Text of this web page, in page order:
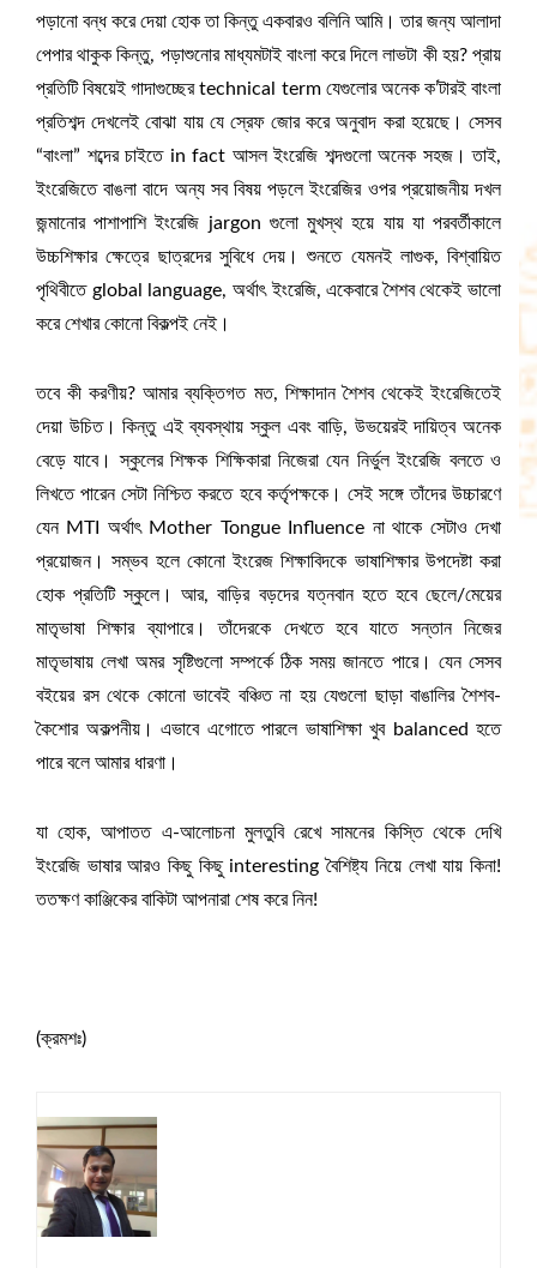
পড়ানো বন্ধ করে দেয়া হোক তা কিন্তু একবারও বলিনি আমি। তার জন্য আলাদা
পেপার থাকুক কিন্তু, পড়াশুনোর মাধ্যমটাই বাংলা করে দিলে লাভটা কী হয়? প্রায়
প্রতিটি বিষয়েই গাদাগুচ্ছের technical term যেগুলোর অনেক ক’টারই বাংলা
প্রতিশব্দ দেখলেই বোঝা যায় যে স্রেফ জোর করে অনুবাদ করা হয়েছে। সেসব
“বাংলা” শব্দের চাইতে in fact আসল ইংরেজি শব্দগুলো অনেক সহজ। তাই,
ইংরেজিতে বাঙলা বাদে অন্য সব বিষয় পড়লে ইংরেজির ওপর প্রয়োজনীয় দখল
জন্মানোর পাশাপাশি ইংরেজি jargon গুলো মুখস্থ হয়ে যায় যা পরবর্তীকালে
উচ্চশিক্ষার ক্ষেত্রে ছাত্রদের সুবিধে দেয়। শুনতে যেমনই লাগুক, বিশ্বায়িত
পৃথিবীতে global language, অর্থাৎ ইংরেজি, একেবারে শৈশব থেকেই ভালো
করে শেখার কোনো বিকল্পই নেই।
তবে কী করণীয়? আমার ব্যক্তিগত মত, শিক্ষাদান শৈশব থেকেই ইংরেজিতেই
দেয়া উচিত। কিন্তু এই ব্যবস্থায় স্কুল এবং বাড়ি, উভয়েরই দায়িত্ব অনেক
বেড়ে যাবে। স্কুলের শিক্ষক শিক্ষিকারা নিজেরা যেন নির্ভুল ইংরেজি বলতে ও
লিখতে পারেন সেটা নিশ্চিত করতে হবে কর্তৃপক্ষকে। সেই সঙ্গে তাঁদের উচ্চারণে
যেন MTI অর্থাৎ Mother Tongue Influence না থাকে সেটাও দেখা
প্রয়োজন। সম্ভব হলে কোনো ইংরেজ শিক্ষাবিদকে ভাষাশিক্ষার উপদেষ্টা করা
হোক প্রতিটি স্কুলে। আর, বাড়ির বড়দের যত্নবান হতে হবে ছেলে/মেয়ের
মাতৃভাষা শিক্ষার ব্যাপারে। তাঁদেরকে দেখতে হবে যাতে সন্তান নিজের
মাতৃভাষায় লেখা অমর সৃষ্টিগুলো সম্পর্কে ঠিক সময় জানতে পারে। যেন সেসব
বইয়ের রস থেকে কোনো ভাবেই বঞ্চিত না হয় যেগুলো ছাড়া বাঙালির শৈশব-
কৈশোর অকল্পনীয়। এভাবে এগোতে পারলে ভাষাশিক্ষা খুব balanced হতে
পারে বলে আমার ধারণা।
যা হোক, আপাতত এ-আলোচনা মুলতুবি রেখে সামনের কিস্তি থেকে দেখি
ইংরেজি ভাষার আরও কিছু কিছু interesting বৈশিষ্ট্য নিয়ে লেখা যায় কিনা!
ততক্ষণ কাঞ্জিকের বাকিটা আপনারা শেষ করে নিন!
(ক্রমশঃ)